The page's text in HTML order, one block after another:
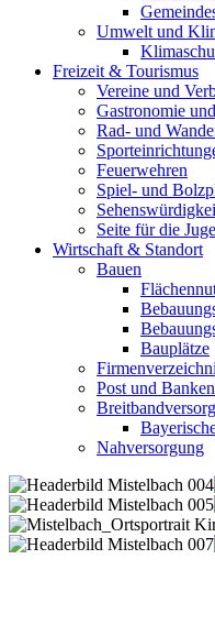
Umwelt und
Freizeit & Tourismus
Vereine und
Gastronomie
Rad- und
Feuerwehren
Spiel- und
Seite für die
Wirtschaft & Standort
Bauen
Bauplätze
Post und Banken
Nahversorgung